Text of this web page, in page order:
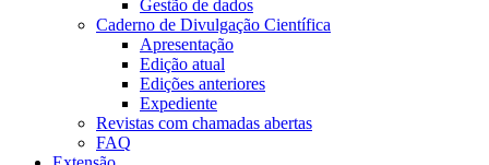
Gestão de dados
Caderno de Divulgação Científica
Apresentação
Edição atual
Edições anteriores
Expediente
Revistas com chamadas abertas
FAQ